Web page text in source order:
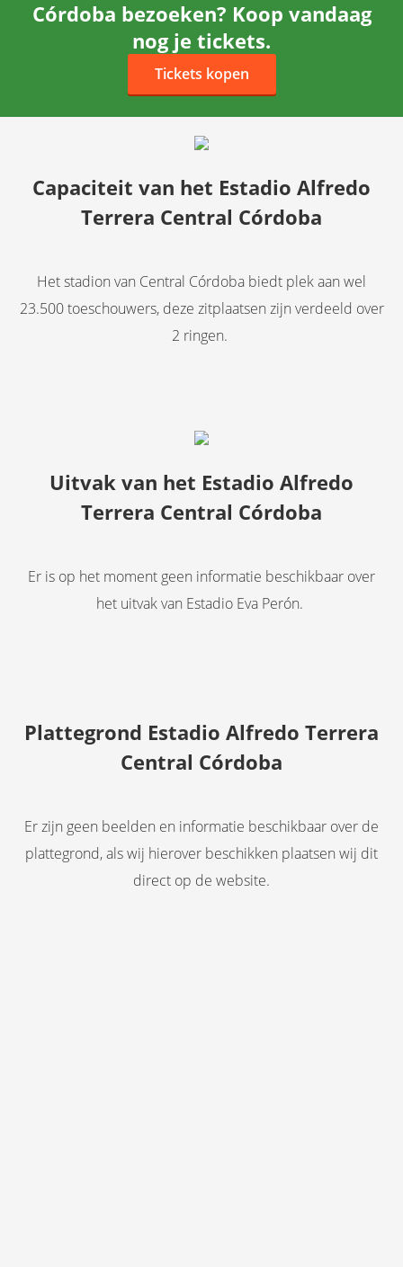
Córdoba bezoeken? Koop vandaag
nog je tickets.
Tickets kopen
Capaciteit van het Estadio Alfredo
Terrera Central Córdoba
Het stadion van Central Córdoba biedt plek aan wel
23.500 toeschouwers, deze zitplaatsen zijn verdeeld over
2 ringen.
Uitvak van het Estadio Alfredo
Terrera Central Córdoba
Er is op het moment geen informatie beschikbaar over
het uitvak van Estadio Eva Perón.
Plattegrond Estadio Alfredo Terrera
Central Córdoba
Er zijn geen beelden en informatie beschikbaar over de
plattegrond, als wij hierover beschikken plaatsen wij dit
direct op de website.